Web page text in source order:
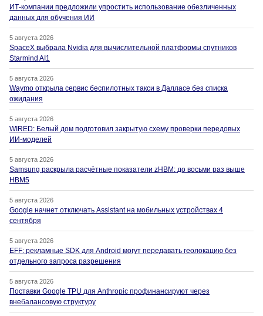
ИТ-компании предложили упростить использование обезличенных
данных для обучения ИИ
5 августа 2026
SpaceX выбрала Nvidia для вычислительной платформы спутников
Starmind AI1
5 августа 2026
Waymo открыла сервис беспилотных такси в Далласе без списка
ожидания
5 августа 2026
WIRED: Белый дом подготовил закрытую схему проверки передовых
ИИ-моделей
5 августа 2026
Samsung раскрыла расчётные показатели zHBM: до восьми раз выше
HBM5
5 августа 2026
Google начнет отключать Assistant на мобильных устройствах 4
сентября
5 августа 2026
EFF: рекламные SDK для Android могут передавать геолокацию без
отдельного запроса разрешения
5 августа 2026
Поставки Google TPU для Anthropic профинансируют через
внебалансовую структуру